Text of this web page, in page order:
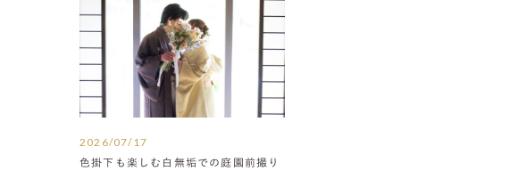
2026/07/17
色掛下も楽しむ白無垢での庭園前撮り